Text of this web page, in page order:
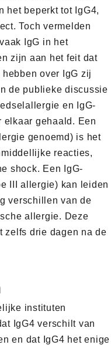
het beperkt tot IgG4,
Toch vermelden
IgG in het
zijn aan het feit dat
over IgG zij
de publieke discussie
en IgG-
gehaald. Een
genoemd) is het
reacties,
shock. Een IgG-
III allergie) kan leiden
verschillen van de
allergie. Deze
zelfs drie dagen na de
instituten
IgG4 verschilt van
en dat IgG4 het enige